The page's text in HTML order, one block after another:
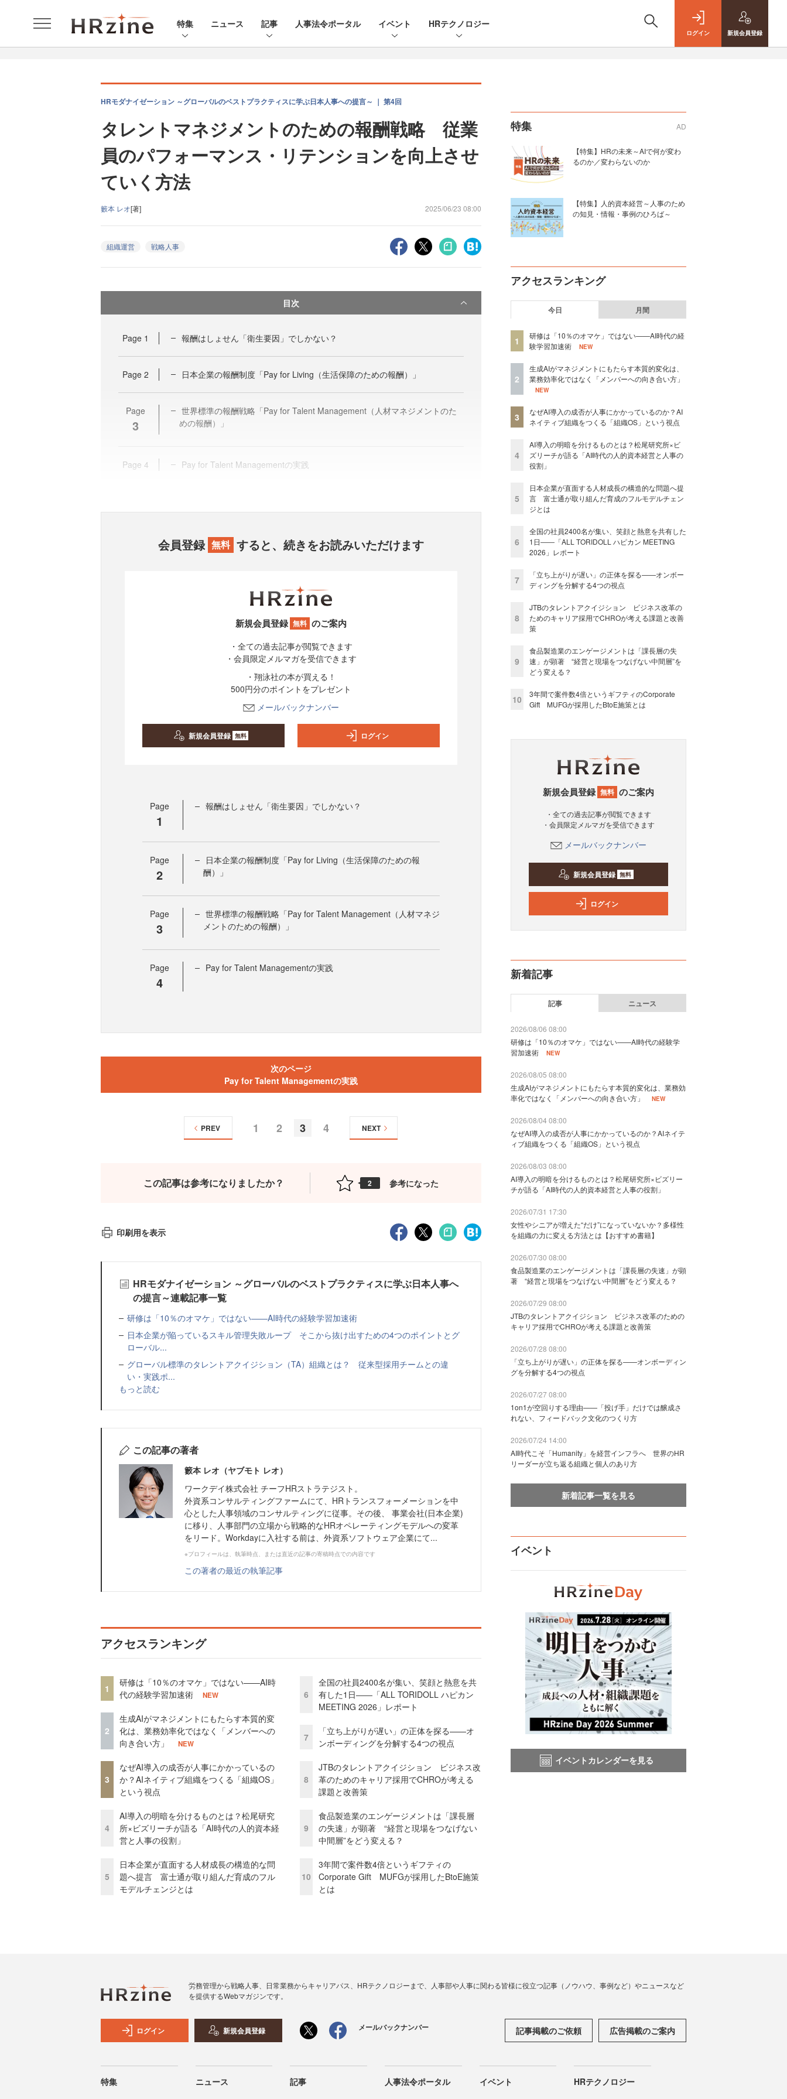
特集 ニュース 記事 人事法令ポータル イベント HRテクノロジー
ログイン 新規会員登録
HRモダナイゼーション ～グローバルのベストプラクティスに学ぶ日本人事への提言～ ｜ 第4回
タレントマネジメントのための報酬戦略 従業
員のパフォーマンス・リテンションを向上させ
ていく方法
籔本 レオ[著] 2025/06/23 08:00
組織運営 戦略人事
目次
Page 1 報酬はしょせん「衛生要因」でしかない？
Page 2 日本企業の報酬制度「Pay for Living（生活保障のための報酬）」
Page
3
世界標準の報酬戦略「Pay for Talent Management（人材マネジメントのた
めの報酬）」
Page 4 Pay for Talent Managementの実践
会員登録 無料 すると、続きをお読みいただけます
新規会員登録 無料 のご案内
・全ての過去記事が閲覧できます
・会員限定メルマガを受信できます
・翔泳社の本が買える！
500円分のポイントをプレゼント
メールバックナンバー
新規会員登録 無料 ログイン
Page
1
報酬はしょせん「衛生要因」でしかない？
Page
2
日本企業の報酬制度「Pay for Living（生活保障のための報
酬）」
Page
3
世界標準の報酬戦略「Pay for Talent Management（人材マネジ
メントのための報酬）」
Page
4
Pay for Talent Managementの実践
次のページ
Pay for Talent Managementの実践
1 2 3 4
PREV NEXT
この記事は参考になりましたか？ 2 参考になった
印刷用を表示
HRモダナイゼーション ～グローバルのベストプラクティスに学ぶ日本人事へ
の提言～連載記事一覧
研修は「10％のオマケ」ではない——AI時代の経験学習加速術
日本企業が陥っているスキル管理失敗ループ そこから抜け出すための4つのポイントとグ
ローバル...
グローバル標準のタレントアクイジション（TA）組織とは？ 従来型採用チームとの違
い・実践ポ...
もっと読む
この記事の著者
籔本 レオ（ヤブモト レオ）
ワークデイ株式会社 チーフHRストラテジスト。
外資系コンサルティングファームにて、HRトランスフォーメーションを中
心とした人事領域のコンサルティングに従事。その後、 事業会社(日本企業)
に移り、人事部門の立場から戦略的なHRオペレーティングモデルへの変革
をリード。Workdayに入社する前は、外資系ソフトウェア企業にて...
※プロフィールは、執筆時点、または直近の記事の寄稿時点での内容です
この著者の最近の執筆記事
アクセスランキング
1
研修は「10％のオマケ」ではない——AI時
代の経験学習加速術
NEW
2
生成AIがマネジメントにもたらす本質的変
化は、業務効率化ではなく「メンバーへの
向き合い方」
NEW
3
なぜAI導入の成否が人事にかかっているの
か？AIネイティブ組織をつくる「組織OS」
という視点
4
AI導入の明暗を分けるものとは？松尾研究
所×ビズリーチが語る「AI時代の人的資本経
営と人事の役割」
5
日本企業が直面する人材成長の構造的な問
題へ提言 富士通が取り組んだ育成のフル
モデルチェンジとは
6
全国の社員2400名が集い、笑顔と熱意を共
有した1日――「ALL TORIDOLL ハピカン
MEETING 2026」レポート
7
「立ち上がりが遅い」の正体を探る——オ
ンボーディングを分解する4つの視点
8
JTBのタレントアクイジション ビジネス改
革のためのキャリア採用でCHROが考える
課題と改善策
9
食品製造業のエンゲージメントは「課長層
の失速」が顕著 “経営と現場をつなげない
中間層”をどう変える？
10
3年間で案件数4倍というギフティの
Corporate Gift MUFGが採用したBtoE施策
とは
特集 AD
【特集】HRの未来～AIで何が変わ
るのか／変わらないのか
【特集】人的資本経営～人事のため
の知見・情報・事例のひろば～
アクセスランキング
今日 月間
1
研修は「10％のオマケ」ではない——AI時代の経
験学習加速術
NEW
2
生成AIがマネジメントにもたらす本質的変化は、
業務効率化ではなく「メンバーへの向き合い方」
NEW
3
なぜAI導入の成否が人事にかかっているのか？AI
ネイティブ組織をつくる「組織OS」という視点
4
AI導入の明暗を分けるものとは？松尾研究所×ビ
ズリーチが語る「AI時代の人的資本経営と人事の
役割」
5
日本企業が直面する人材成長の構造的な問題へ提
言 富士通が取り組んだ育成のフルモデルチェン
ジとは
6
全国の社員2400名が集い、笑顔と熱意を共有した
1日――「ALL TORIDOLL ハピカン MEETING
2026」レポート
7
「立ち上がりが遅い」の正体を探る——オンボー
ディングを分解する4つの視点
8
JTBのタレントアクイジション ビジネス改革の
ためのキャリア採用でCHROが考える課題と改善
策
9
食品製造業のエンゲージメントは「課長層の失
速」が顕著 “経営と現場をつなげない中間層”を
どう変える？
10
3年間で案件数4倍というギフティのCorporate
Gift MUFGが採用したBtoE施策とは
新規会員登録 無料 のご案内
・全ての過去記事が閲覧できます
・会員限定メルマガを受信できます
メールバックナンバー
新規会員登録 無料
ログイン
新着記事
記事 ニュース
2026/08/06 08:00
研修は「10％のオマケ」ではない——AI時代の経験学
習加速術
NEW
2026/08/05 08:00
生成AIがマネジメントにもたらす本質的変化は、業務効
率化ではなく「メンバーへの向き合い方」
NEW
2026/08/04 08:00
なぜAI導入の成否が人事にかかっているのか？AIネイテ
ィブ組織をつくる「組織OS」という視点
2026/08/03 08:00
AI導入の明暗を分けるものとは？松尾研究所×ビズリー
チが語る「AI時代の人的資本経営と人事の役割」
2026/07/31 17:30
女性やシニアが増えた“だけ”になっていないか？多様性
を組織の力に変える方法とは【おすすめ書籍】
2026/07/30 08:00
食品製造業のエンゲージメントは「課長層の失速」が顕
著 “経営と現場をつなげない中間層”をどう変える？
2026/07/29 08:00
JTBのタレントアクイジション ビジネス改革のための
キャリア採用でCHROが考える課題と改善策
2026/07/28 08:00
「立ち上がりが遅い」の正体を探る——オンボーディン
グを分解する4つの視点
2026/07/27 08:00
1on1が空回りする理由——「投げ手」だけでは醸成さ
れない、フィードバック文化のつくり方
2026/07/24 14:00
AI時代こそ「Humanity」を経営インフラへ 世界のHR
リーダーが立ち返る組織と個人のあり方
新着記事一覧を見る
イベント
イベントカレンダーを見る
労務管理から戦略人事、日常業務からキャリアパス、HRテクノロジーまで、人事部や人事に関わる皆様に役立つ記事（ノウハウ、事例など）やニュースなど
を提供するWebマガジンです。
ログイン 新規会員登録 メールバックナンバー 記事掲載のご依頼 広告掲載のご案内
特集 ニュース 記事 人事法令ポータル イベント HRテクノロジー